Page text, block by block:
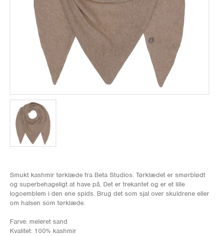
Smukt kashmir tørklæde fra Beta Studios. Tørklædet er smørblødt
og superbehageligt at have på. Det er trekantet og er et lille
logoemblem i den ene spids. Brug det som sjal over skuldrene eller
om halsen som tørklæde.
Farve: meleret sand
Kvalitet: 100% kashmir